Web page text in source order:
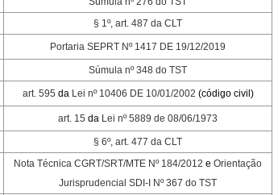
§ 1º, art. 487 da CLT
Portaria SEPRT Nº 1417 DE 19/12/2019
Súmula nº 348 do TST
art. 595 da Lei nº 10406 DE 10/01/2002 (código civil)
art. 15 da Lei nº 5889 de 08/06/1973
§ 6º, art. 477 da CLT
Nota Técnica CGRT/SRT/MTE Nº 184/2012 e Orientação
Jurisprudencial SDI-I Nº 367 do TST